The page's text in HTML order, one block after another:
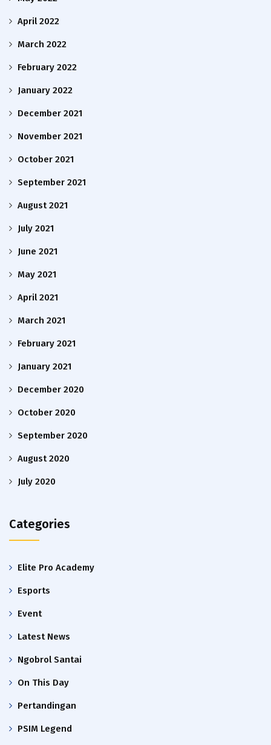
April 2022
March 2022
February 2022
January 2022
December 2021
November 2021
October 2021
September 2021
August 2021
July 2021
June 2021
May 2021
April 2021
March 2021
February 2021
January 2021
December 2020
October 2020
September 2020
August 2020
July 2020
Categories
Elite Pro Academy
Esports
Event
Latest News
Ngobrol Santai
On This Day
Pertandingan
PSIM Legend